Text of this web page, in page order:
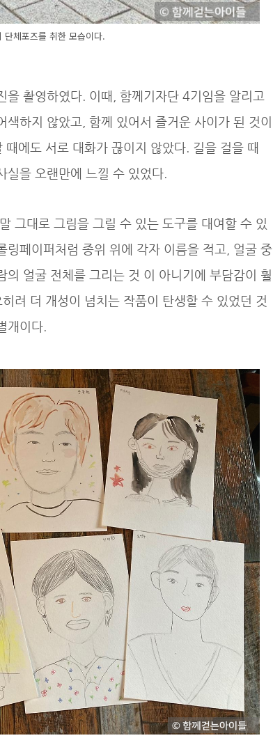
단체포즈를 취한 모습이다.
을 촬영하였다. 이때, 함께기자단 4기임을 알리고
하지 않았고, 함께 있어서 즐거운 사이가 된 것이
에도 서로 대화가 끊이지 않았다. 길을 걸을 때
실을 오랜만에 느낄 수 있었다.
그대로 그림을 그릴 수 있는 도구를 대여할 수 있
페이퍼처럼 종위 위에 각자 이름을 적고, 얼굴 중
얼굴 전체를 그리는 것 이 아니기에 부담감이 훨
려 더 개성이 넘치는 작품이 탄생할 수 있었던 것
개이다.